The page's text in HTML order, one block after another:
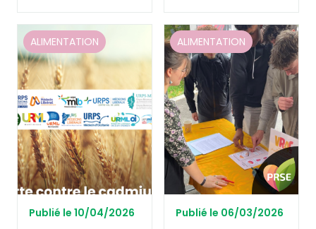
ALIMENTATION
Publié le 10/04/2026
ALIMENTATION
Publié le 06/03/2026